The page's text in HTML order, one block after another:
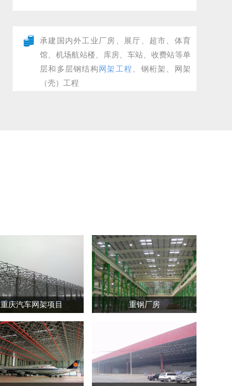
뀂
承建国内外工业厂房、展厅、超市、体育
馆、机场航站楼、库房、车站、收费站等单
层和多层钢结构 网架工程
、钢桁架、网架
（壳）工程
重庆汽车网架项目 重钢厂房